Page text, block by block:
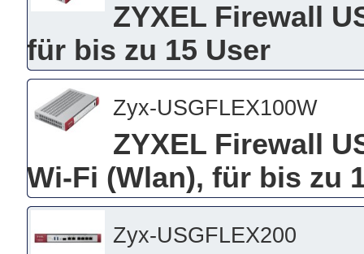
ZYXEL Firewall
für bis zu 15 User
Zyx-USGFLEX100W
ZYXEL Firewall
Wi-Fi (Wlan), für bis zu
Zyx-USGFLEX200